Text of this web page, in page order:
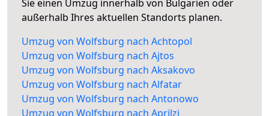
Sie einen Umzug innerhalb von Bulgarien oder
außerhalb Ihres aktuellen Standorts planen.
Umzug von Wolfsburg nach Achtopol
Umzug von Wolfsburg nach Ajtos
Umzug von Wolfsburg nach Aksakovo
Umzug von Wolfsburg nach Alfatar
Umzug von Wolfsburg nach Antonowo
Umzug von Wolfsburg nach Aprilzi